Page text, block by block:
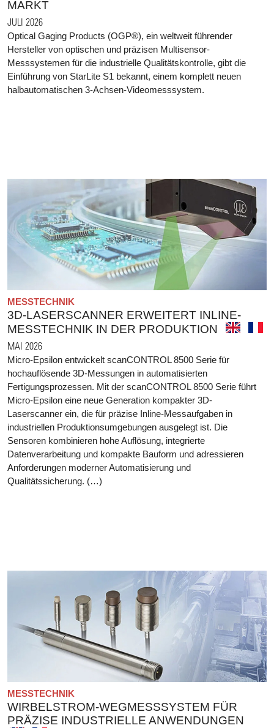
MARKT
JULI 2026
Optical Gaging Products (OGP®), ein weltweit führender
Hersteller von optischen und präzisen Multisensor-
Messsystemen für die industrielle Qualitätskontrolle, gibt die
Einführung von StarLite S1 bekannt, einem komplett neuen
halbautomatischen 3-Achsen-Videomesssystem.
MESSTECHNIK
3D-LASERSCANNER ERWEITERT INLINE-
MESSTECHNIK IN DER PRODUKTION
MAI 2026
Micro-Epsilon entwickelt scanCONTROL 8500 Serie für
hochauflösende 3D-Messungen in automatisierten
Fertigungsprozessen. Mit der scanCONTROL 8500 Serie führt
Micro-Epsilon eine neue Generation kompakter 3D-
Laserscanner ein, die für präzise Inline-Messaufgaben in
industriellen Produktionsumgebungen ausgelegt ist. Die
Sensoren kombinieren hohe Auflösung, integrierte
Datenverarbeitung und kompakte Bauform und adressieren
Anforderungen moderner Automatisierung und
Qualitätssicherung. (…)
MESSTECHNIK
WIRBELSTROM-WEGMESSSYSTEM FÜR
PRÄZISE INDUSTRIELLE ANWENDUNGEN